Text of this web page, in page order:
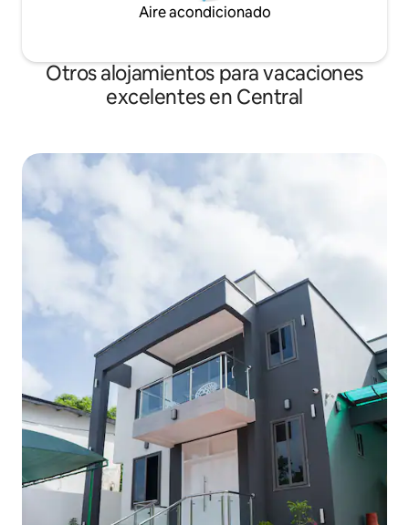
Aire acondicionado
Otros alojamientos para vacaciones
excelentes en Central